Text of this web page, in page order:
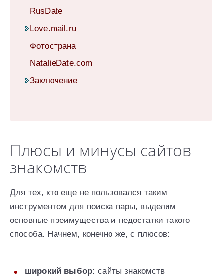
RusDate
Love.mail.ru
Фотострана
NatalieDate.com
Заключение
Плюсы и минусы сайтов
знакомств
Для тех, кто еще не пользовался таким
инструментом для поиска пары, выделим
основные преимущества и недостатки такого
способа. Начнем, конечно же, с плюсов:
широкий выбор: сайты знакомств